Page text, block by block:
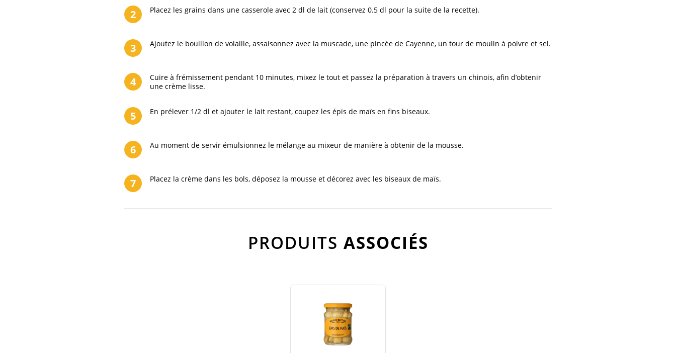
2 Placez les grains dans une casserole avec 2 dl de lait (conservez 0.5 dl pour la suite de la recette).
3 Ajoutez le bouillon de volaille, assaisonnez avec la muscade, une pincée de Cayenne, un tour de moulin à poivre et sel.
4
Cuire à frémissement pendant 10 minutes, mixez le tout et passez la préparation à travers un chinois, afin d’obtenir
une crème lisse.
5 En prélever 1/2 dl et ajouter le lait restant, coupez les épis de maïs en fins biseaux.
6 Au moment de servir émulsionnez le mélange au mixeur de manière à obtenir de la mousse.
7 Placez la crème dans les bols, déposez la mousse et décorez avec les biseaux de maïs.
PRODUITS ASSOCIÉS